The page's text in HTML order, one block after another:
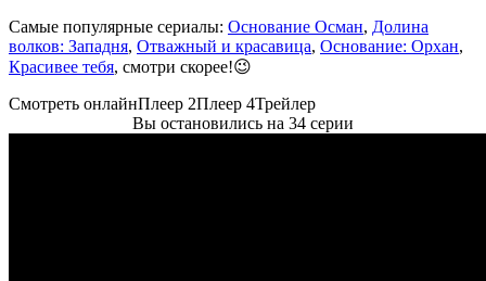
Самые популярные сериалы: Основание Осман, Долина
волков: Западня, Отважный и красавица, Основание: Орхан,
Красивее тебя, смотри скорее!😉
Смотреть онлайнПлеер 2Плеер 4Трейлер
Вы остановились на 34 серии